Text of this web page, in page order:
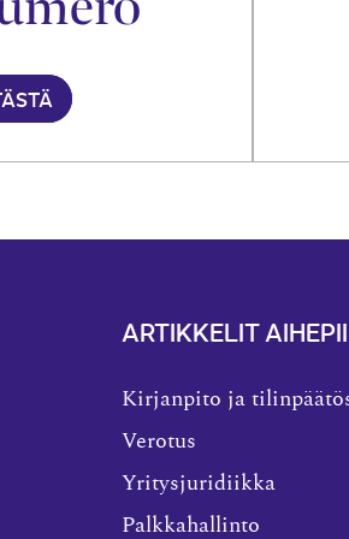
ARTIKKELIT
Kirjanpito ja
Verotus
Yritysjuridiikka
Palkkahallinto